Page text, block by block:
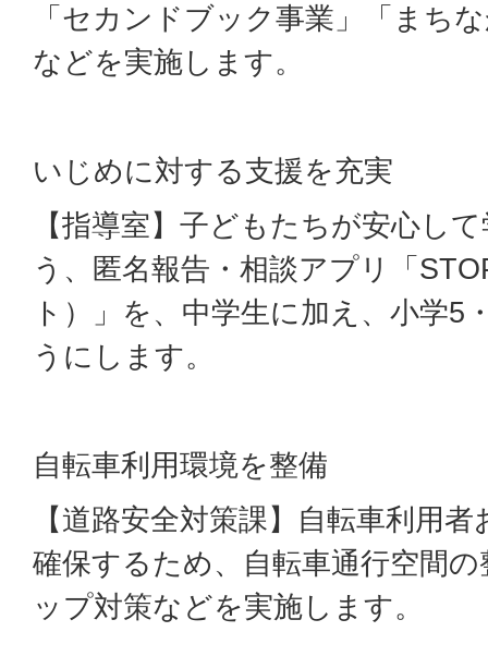
「セカンドブック事業」「まち
などを実施します。
いじめに対する支援を充実
【指導室】子どもたちが安心し
う、匿名報告・相談アプリ「
ト）」を、中学生に加え、小学5
うにします。
自転車利用環境を整備
【道路安全対策課】自転車利用
確保するため、自転車通行空間
ップ対策などを実施します。